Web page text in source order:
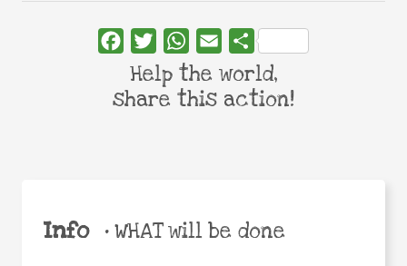
Info •WHAT will be done
FacebookTwitterWhatsApp
Email Share
Help the world,
share this action!